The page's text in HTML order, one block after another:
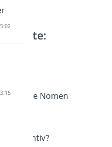
Inhalte:
Nomen
Substantiv?